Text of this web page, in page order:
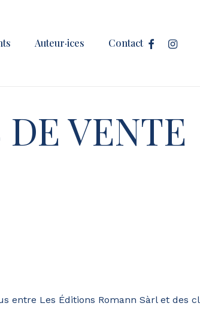
Auteur·ices Contactfacebook
VENTE
entre Les Éditions Romann Sàrl et des